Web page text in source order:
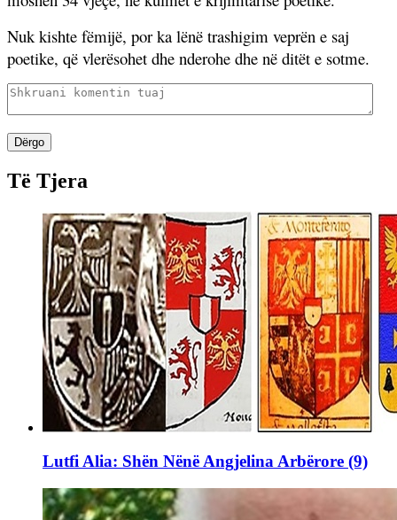
Nuk kishte fëmijë, por ka lënë trashigim veprën e saj
poetike, që vlerësohet dhe nderohe dhe në ditët e sotme.
Dërgo
Të Tjera
Lutfi Alia: Shën Nënë Angjelina Arbërore (9)